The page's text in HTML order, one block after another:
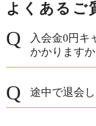
よくあるご
入会金0円キ
かかりますか
途中で退会